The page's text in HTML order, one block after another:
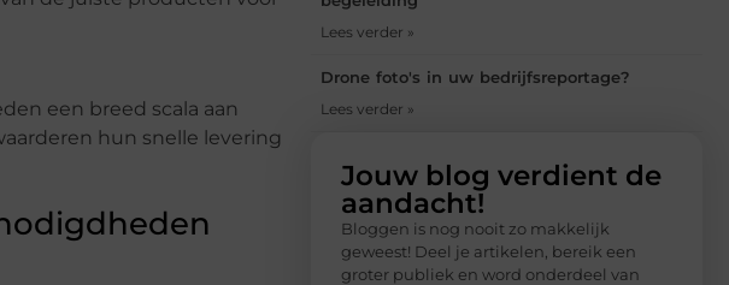
een breed scala aan
hun snelle levering
Lees verder »
Drone foto's in uw bedrijfsreportage?
Lees verder »
Jouw blog verdient de
aandacht!
Bloggen is nog nooit zo makkelijk
geweest! Deel je artikelen, bereik een
groter publiek en word onderdeel van